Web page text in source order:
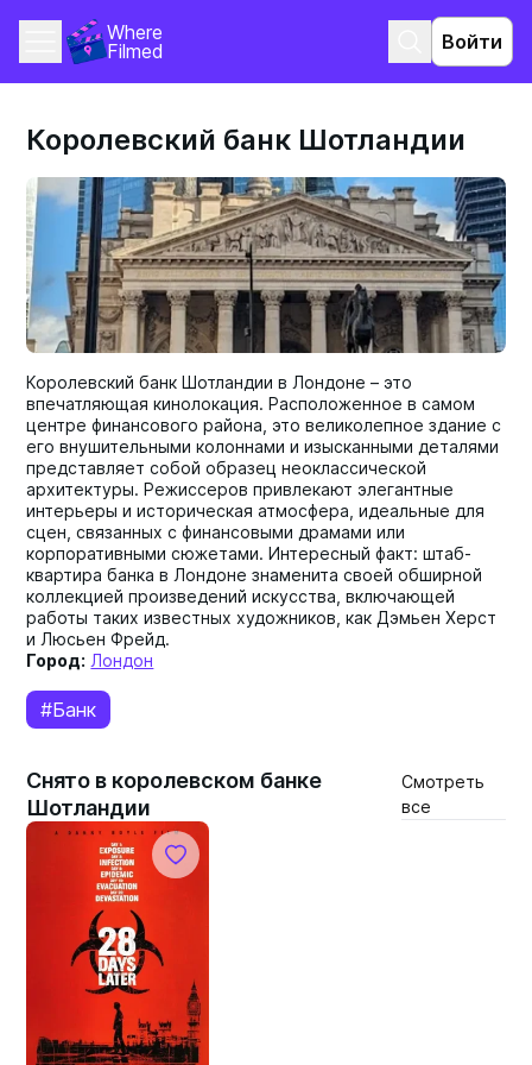
Where
Filmed
Войти
Королевский банк Шотландии
Королевский банк Шотландии в Лондоне – это
впечатляющая кинолокация. Расположенное в самом
центре финансового района, это великолепное здание с
его внушительными колоннами и изысканными деталями
представляет собой образец неоклассической
архитектуры. Режиссеров привлекают элегантные
интерьеры и историческая атмосфера, идеальные для
сцен, связанных с финансовыми драмами или
корпоративными сюжетами. Интересный факт: штаб-
квартира банка в Лондоне знаменита своей обширной
коллекцией произведений искусства, включающей
работы таких известных художников, как Дэмьен Херст
и Люсьен Фрейд.
Город: Лондон
#Банк
Снято в королевском банке
Шотландии
Смотреть
все